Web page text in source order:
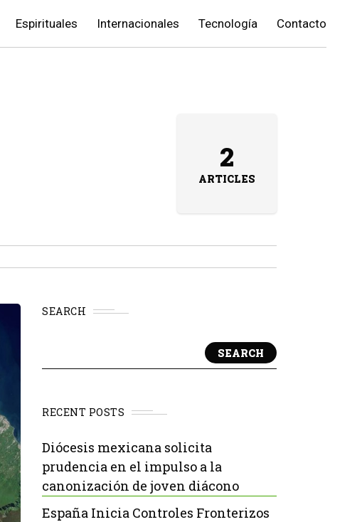
Espirituales Internacionales Tecnología Contacto
2
ARTICLES
SEARCH
SEARCH
RECENT POSTS
Diócesis mexicana solicita
prudencia en el impulso a la
canonización de joven diácono
España Inicia Controles Fronterizos